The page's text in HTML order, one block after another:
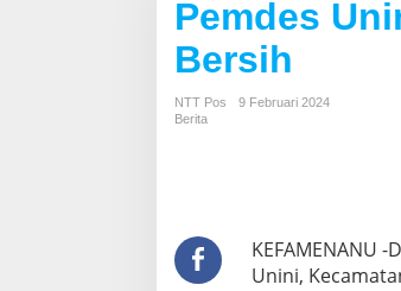
Pemdes
Bersih
NTT Pos
9 Februari 2024
Berita
KEFAMENANU
Unini,